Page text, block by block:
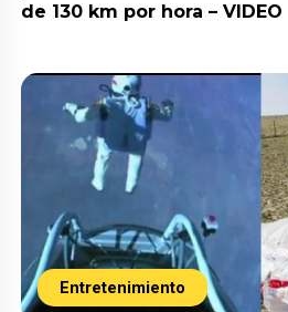
de 130 km por hora – VIDEO
Entretenimiento